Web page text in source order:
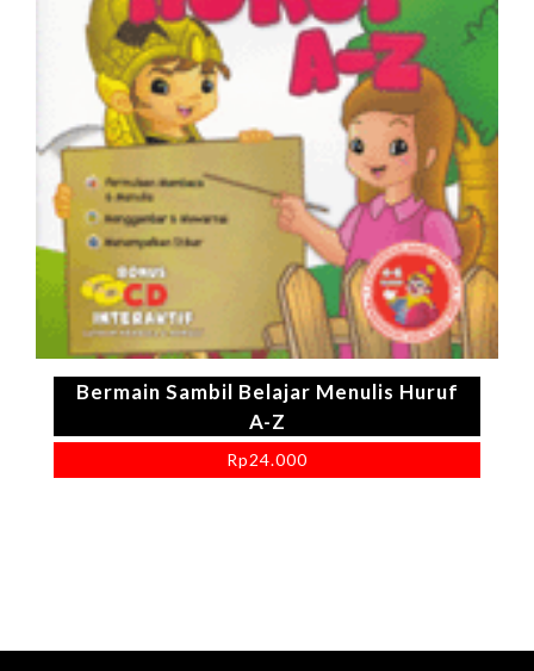
Bermain Sambil Belajar Menulis Huruf
A-Z
Rp24.000